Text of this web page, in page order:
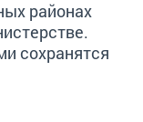
районах
сохранятся